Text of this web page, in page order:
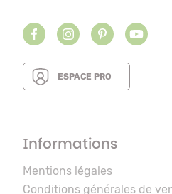
ESPACE PRO
Informations
Mentions légales
Conditions générales de